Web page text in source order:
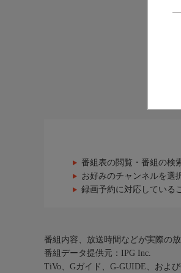
番組表の閲覧・番組の検
お好みのチャンネルを選
録画予約に対応している
番組内容、放送時間などが実際の
番組データ提供元：IPG Inc.
TiVo、Gガイド、G-GUIDE、およ